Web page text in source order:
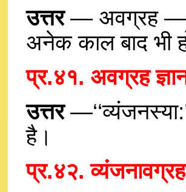
उत्तर— अवग्रह —
अनेक काल बाद भी
प्र.४१. अवग्रह
उत्तर
है।
प्र.४२.